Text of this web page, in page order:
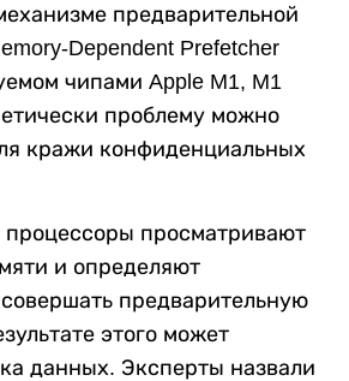
предварительной
Dependent Prefetcher
чипами Apple M1, M1
проблему можно
кражи конфиденциальных
процессоры просматривают
и определяют
предварительную
этого может
данных. Эксперты назвали